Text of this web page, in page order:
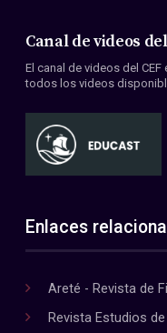
Canal de videos
El canal de videos del
todos los videos
Enlaces
Areté - Revista de
Revista Estudios